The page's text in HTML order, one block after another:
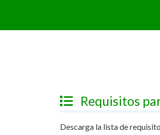
Requisitos
Descarga la lista de